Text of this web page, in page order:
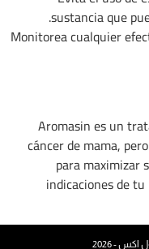
sustancia que
Monitorea cualquier
Aromasin es un
cáncer de mama,
para maximizar
indicaciones de
- 2026